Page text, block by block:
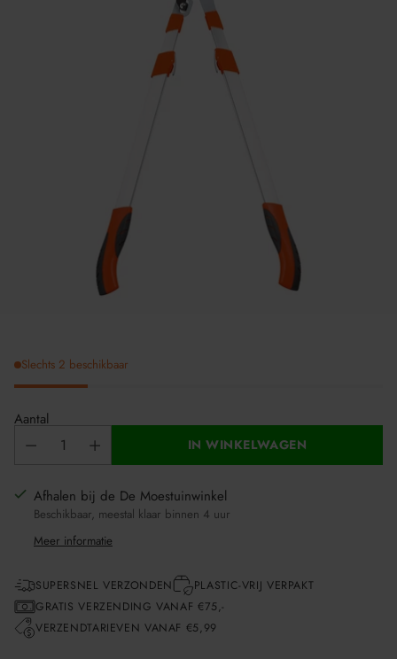
Slechts 2 beschikbaar
Aantal
IN WINKELWAGEN
Afhalen bij de De Moestuinwinkel
Beschikbaar, meestal klaar binnen 4 uur
Meer informatie
SUPERSNEL VERZONDEN
PLASTIC-VRIJ VERPAKT
GRATIS VERZENDING VANAF €75,-
VERZENDTARIEVEN VANAF €5,99